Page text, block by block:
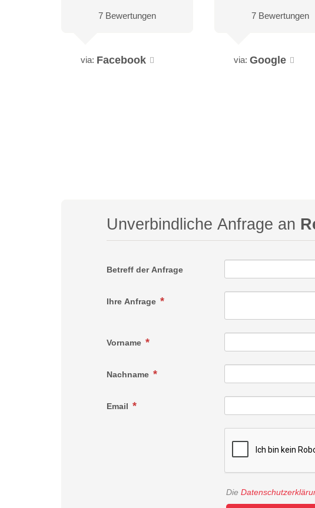
7 Bewertungen
via: Facebook
7 Bewertungen
via: Google
Unverbindliche Anfrage an
Betreff der Anfrage
Ihre Anfrage
Vorname
Nachname
Email
Die